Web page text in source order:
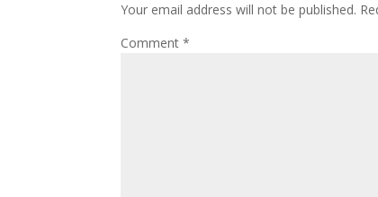
Your email address will not be published.
Comment*